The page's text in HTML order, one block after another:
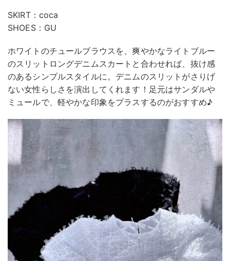
SKIRT：coca
SHOES：GU
ホワイトのチュールブラウスを、爽やかなライトブルー
のスリットロングデニムスカートと合わせれば、抜け感
のあるシンプルスタイルに。デニムのスリットがさりげ
ない女性らしさを演出してくれます！足元はサンダルや
ミュールで、軽やかな印象をプラスするのがおすすめ♪